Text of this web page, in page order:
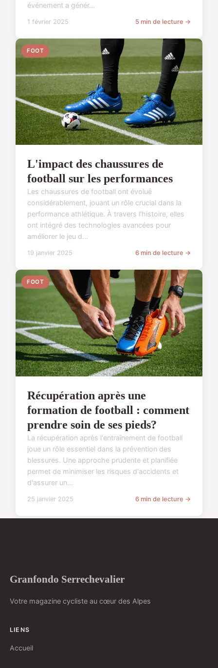
événement a génér...
1 février 2025 5 min de lecture →
FOOT
L'impact des chaussures de
football sur les performances
Les chaussures de football ont évolué
considérablement, jouant un rôle crucial dans la
performance athlétique. À travers l'histoire, elles
ont intégré des technologies avancées pour
améliorer le jeu d...
19 janvier 2025 6 min de lecture →
FOOT
Récupération après une
formation de football : comment
prendre soin de ses pieds?
La récupération après l'entraînement de football
joue un rôle essentiel dans la prévention des
blessures. Une approche prudente et planifiée
permet de minimiser les risques d'accidents et
d'assurer un...
25 janvier 2025 6 min de lecture →
Granfondo Serrechevalier
Votre magazine cycliste au cœur des Alpes
LIENS
Accueil